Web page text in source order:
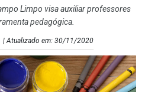
Limpo visa auxiliar professores
pedagógica.
Atualizado em: 30/11/2020